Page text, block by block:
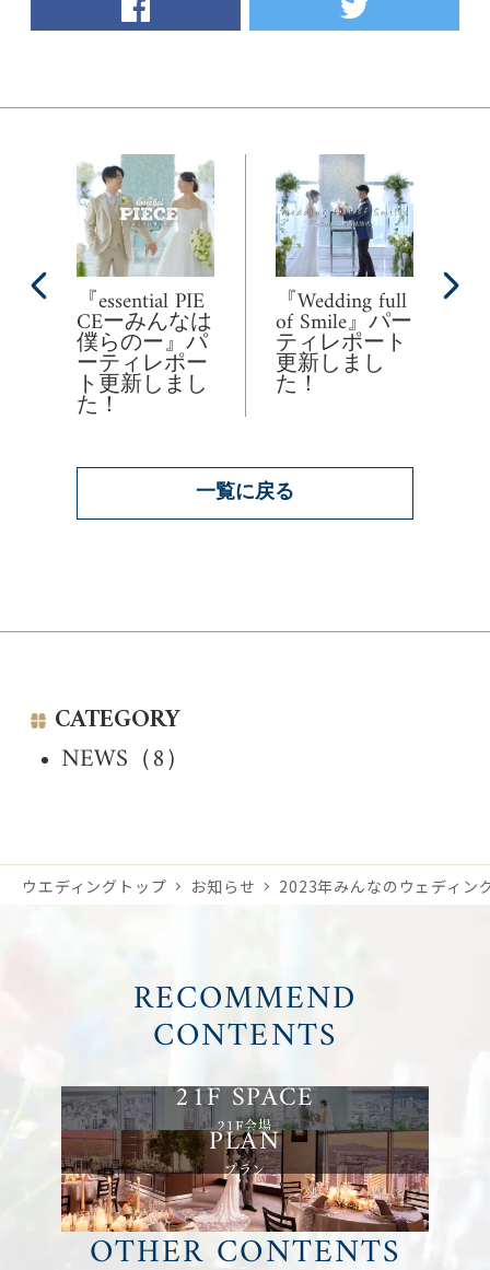
『essential PIE
CEーみんなは
僕らのー』パ
ーティレポー
ト更新しまし
た！
一覧に戻る
『Wedding full
of Smile』パー
ティレポート
更新しまし
た！
CATEGORY
NEWS（8）
ウエディングトップ お知らせ 2023年みんなのウェディン
RECOMMEND
CONTENTS
21F会場
プラン
OTHER CONTENTS